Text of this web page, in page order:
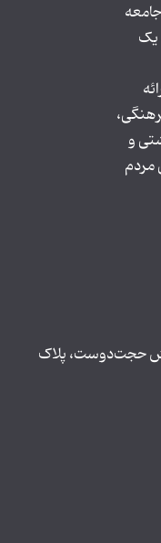
یک
و
مردم
نبش حجت‌دوست، پلاک